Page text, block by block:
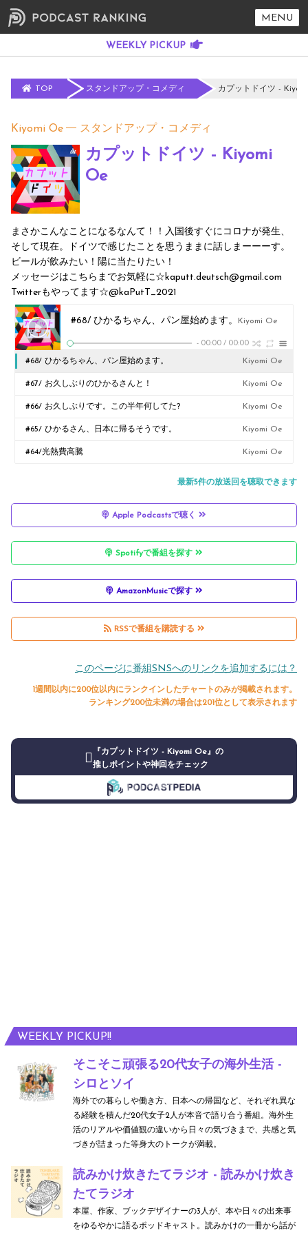
MENU
TOP スタンドアップ・コメディ カプットドイツ -
WEEKLY PICKUP!!
そこそこ頑張る20代女子の海外生活 -
シロとソイ
海外での暮らしや働き方、日本への帰国など、それぞれ異な
る経験を積んだ20代女子2人が本音で語り合う番組。海外生
活のリアルや価値観の違いから日々の気づきまで、共感と気
づきが詰まった等身大のトークが満載。
読みかけ炊きたてラジオ - 読みかけ炊き
たてラジオ
本屋、作家、ブックデザイナーの3人が、本や日々の出来事
をゆるやかに語るポッドキャスト。読みかけの一冊から話が
Kiyomi Oe スタンドアップ・コメディ
カプットドイツ - Kiyomi
Oe
まさかこんなことになるなんて！！入国後すぐにコロナが発生、
そして現在。ドイツで感じたことを思うままに話しまーーーす。
ビールが飲みたい！陽に当たりたい！
メッセージはこちらまでお気軽に☆kaputt.deutsch@gmail.com
Twitterもやってます☆@kaPutT_2021
#68/ ひかるちゃん、パン屋始めます。 Kiyomi Oe
- 00:00 / 00:00
#68/ ひかるちゃん、パン屋始めます。 Kiyomi Oe
#67/ お久しぶりのひかるさんと！ Kiyomi Oe
#66/ お久しぶりです。この半年何してた? Kiyomi Oe
#65/ ひかるさん、日本に帰るそうです。 Kiyomi Oe
#64/光熱費高騰 Kiyomi Oe
最新5件の放送回を聴取できます
Apple Podcastsで聴く
Spotifyで番組を探す
AmazonMusicで探す
RSSで番組を購読する
このページに番組SNSへのリンクを追加するには？
1週間以内に200位以内にランクインしたチャートのみが掲載されます。
ランキング200位未満の場合は201位として表示されます
『カプットドイツ - Kiyomi Oe』の
推しポイントや神回をチェック